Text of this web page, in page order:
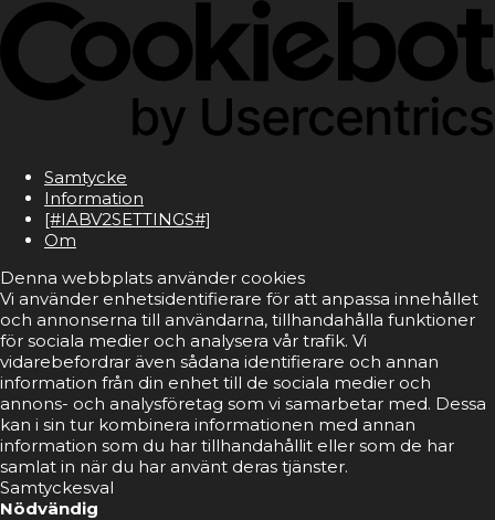
Samtycke
Information
[#IABV2SETTINGS#]
Om
Denna webbplats använder cookies
Vi använder enhetsidentifierare för att anpassa innehållet
och annonserna till användarna, tillhandahålla funktioner
för sociala medier och analysera vår trafik. Vi
vidarebefordrar även sådana identifierare och annan
information från din enhet till de sociala medier och
annons- och analysföretag som vi samarbetar med. Dessa
kan i sin tur kombinera informationen med annan
information som du har tillhandahållit eller som de har
samlat in när du har använt deras tjänster.
Samtyckesval
Nödvändig